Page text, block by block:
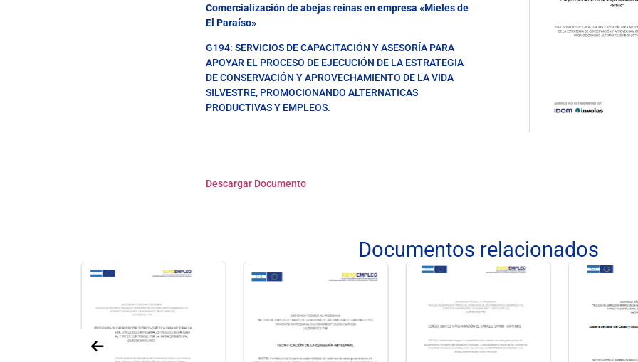
Comercialización de abejas reinas en empresa «Mieles de
El Paraíso»
G194: SERVICIOS DE CAPACITACIÓN Y ASESORÍA PARA
APOYAR EL PROCESO DE EJECUCIÓN DE LA ESTRATEGIA
DE CONSERVACIÓN Y APROVECHAMIENTO DE LA VIDA
SILVESTRE, PROMOCIONANDO ALTERNATICAS
PRODUCTIVAS Y EMPLEOS.
Descargar Documento
Documentos relacionados